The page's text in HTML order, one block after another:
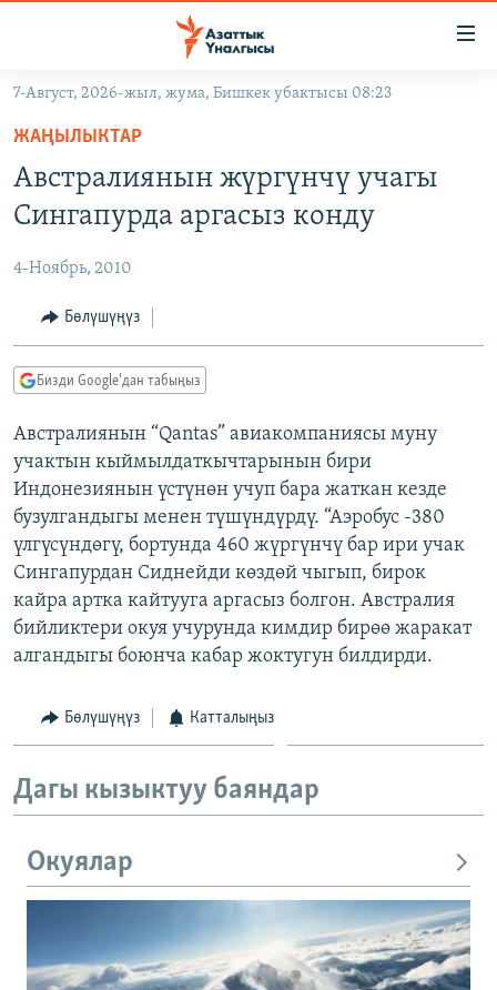
Навигацияга
өтүңүз
Издөөгө
салыңызКЫРГЫЗСТАН
ЭКОНОМИКА
МАДАНИЯТ
ДҮЙНӨ
БОРБОР АЗИЯ
АТАЙЫН ИЛИКТӨӨ
ТВ ПРОГРАММАЛАР
ЭКСПЕРТТЕР ТАЛДАЙТ
БИЗ ЖАНА ДҮЙНӨ
ЭЖЕ-СИҢДИЛЕР
АЗАТТЫК+
ЫҢГАЙСЫЗ СУРООЛОР
ӨЗГӨЧӨ ПИКИР
Русский
ОНЛАЙН ШЕРИНЕ
ЭЕ/АРнун бардык сайттары
7-Август, 2026-жыл, жума, Бишкек убактысы 08:23
ЖАҢЫЛЫКТАР
Австралиянын жүргүнчү учагы
Сингапурда аргасыз конду
4-Ноябрь, 2010
Бөлүшүңүз
Бизди Google'дан табыңыз
Австралиянын “Qantas” авиакомпаниясы муну
учактын кыймылдаткычтарынын бири
Индонезиянын үстүнөн учуп бара жаткан кезде
бузулгандыгы менен түшүндүрдү. “Аэробус -380
үлгүсүндөгү, бортунда 460 жүргүнчү бар ири учак
Сингапурдан Сиднейди көздөй чыгып, бирок
кайра артка кайтууга аргасыз болгон. Австралия
бийликтери окуя учурунда кимдир бирөө жаракат
алгандыгы боюнча кабар жоктугун билдирди.
Бөлүшүңүз Катталыңыз
Дагы кызыктуу баяндар
Окуялар